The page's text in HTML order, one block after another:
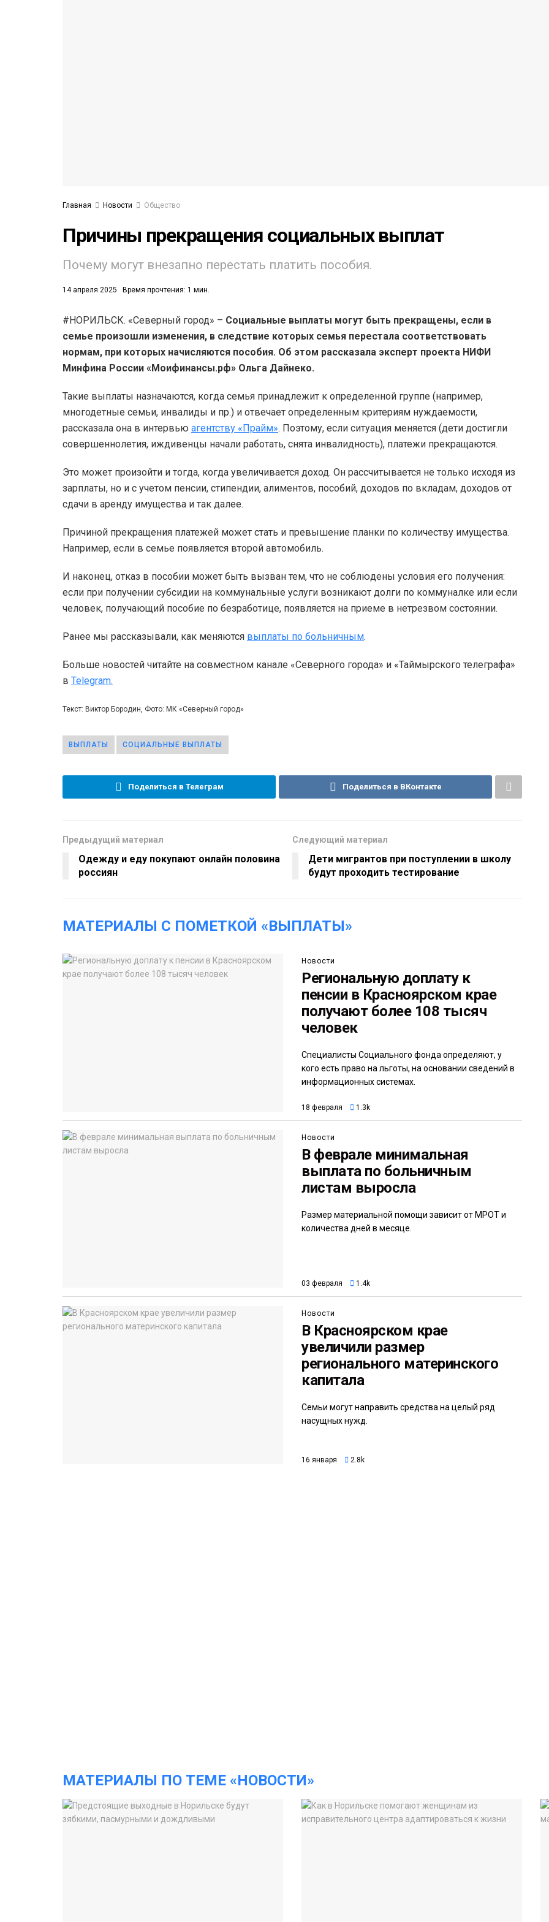
Главная Новости Общество
Причины прекращения социальных выплат
Почему могут внезапно перестать платить пособия.
14 апреля 2025 Время прочтения: 1 мин.
#НОРИЛЬСК. «Северный город» – Социальные выплаты могут быть прекращены, если в
семье произошли изменения, в следствие которых семья перестала соответствовать
нормам, при которых начисляются пособия. Об этом рассказала эксперт проекта НИФИ
Минфина России «Моифинансы.рф» Ольга Дайнеко.
Такие выплаты назначаются, когда семья принадлежит к определенной группе (например,
многодетные семьи, инвалиды и пр.) и отвечает определенным критериям нуждаемости,
рассказала она в интервью агентству «Прайм». Поэтому, если ситуация меняется (дети достигли
совершеннолетия, иждивенцы начали работать, снята инвалидность), платежи прекращаются.
Это может произойти и тогда, когда увеличивается доход. Он рассчитывается не только исходя из
зарплаты, но и с учетом пенсии, стипендии, алиментов, пособий, доходов по вкладам, доходов от
сдачи в аренду имущества и так далее.
Причиной прекращения платежей может стать и превышение планки по количеству имущества.
Например, если в семье появляется второй автомобиль.
И наконец, отказ в пособии может быть вызван тем, что не соблюдены условия его получения:
если при получении субсидии на коммунальные услуги возникают долги по коммуналке или если
человек, получающий пособие по безработице, появляется на приеме в нетрезвом состоянии.
Ранее мы рассказывали, как меняются выплаты по больничным.
Больше новостей читайте на совместном канале «Северного города» и «Таймырского телеграфа»
в Telegram.
Текст: Виктор Бородин, Фото: МК «Северный город»
ВЫПЛАТЫ СОЦИАЛЬНЫЕ ВЫПЛАТЫ
Поделиться в Телеграм Поделиться в ВКонтакте
Предыдущий материал
Одежду и еду покупают онлайн половина
россиян
Следующий материал
Дети мигрантов при поступлении в школу
будут проходить тестирование
МАТЕРИАЛЫ С ПОМЕТКОЙ «ВЫПЛАТЫ»
Новости
Региональную доплату к
пенсии в Красноярском крае
получают более 108 тысяч
человек
Специалисты Социального фонда определяют, у
кого есть право на льготы, на основании сведений в
информационных системах.
18 февраля 1.3k
Новости
В феврале минимальная
выплата по больничным
листам выросла
Размер материальной помощи зависит от МРОТ и
количества дней в месяце.
03 февраля 1.4k
Новости
В Красноярском крае
увеличили размер
регионального материнского
капитала
Семьи могут направить средства на целый ряд
насущных нужд.
16 января 2.8k
МАТЕРИАЛЫ ПО ТЕМЕ «НОВОСТИ»